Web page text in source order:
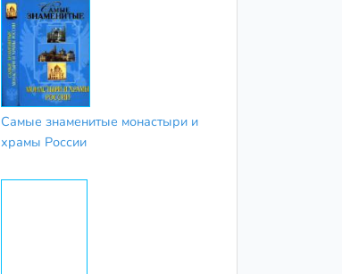
Самые знаменитые монастыри и
храмы России